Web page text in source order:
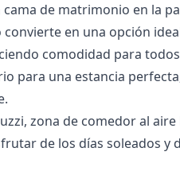
de matrimonio en la
en una opción
comodidad para
para una estancia
zona de comedor al
de los ‌días ‌soleados ‌y